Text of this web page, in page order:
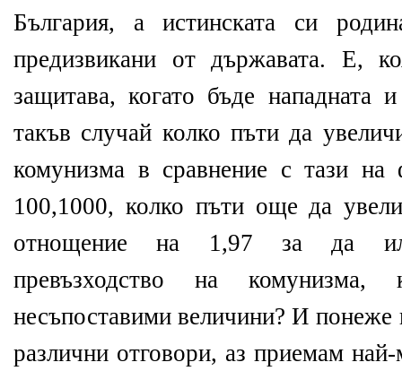
България, а истинската си
предизвикани от държавата. Е,
защитава, когато бъде
такъв случай колко пъти да
комунизма в сравнение с тази
100,1000, колко пъти още да
отнощение на 1,97 за да
превъзходство на
несъпоставими величини? И понеже
различни отговори, аз приемам